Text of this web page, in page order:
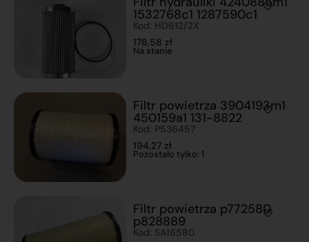
1532768c1 1287590c1
Kod: HD612/2X
178,58 zł
Na stanie
Filtr powietrza 3904193m1
450159a1 131-8822
Kod: P536457
194,27 zł
Pozostało tylko: 1
Filtr powietrza p772580
p828889
Kod: SA16580